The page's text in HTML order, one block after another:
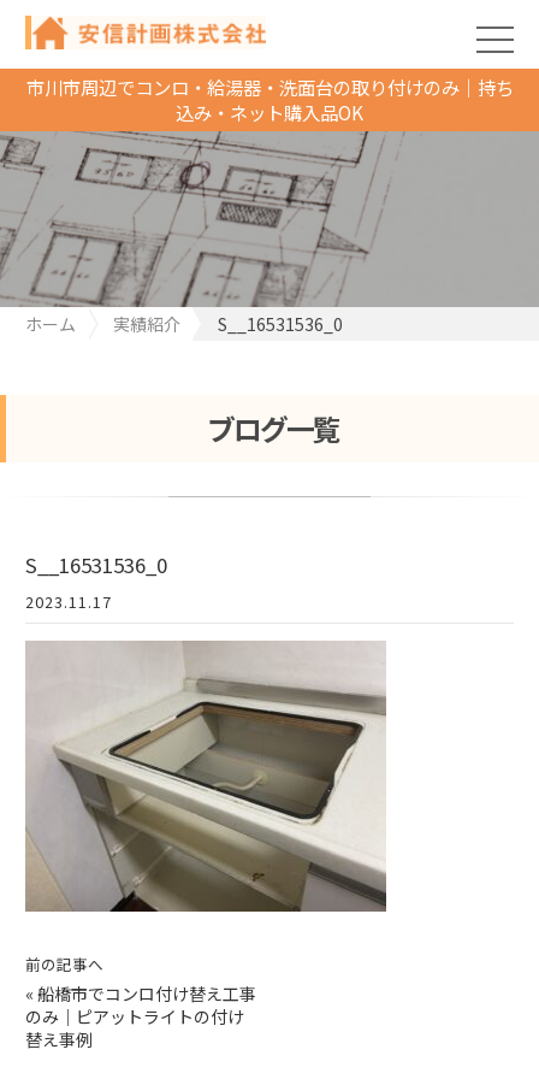
市川市周辺でコンロ・給湯器・洗面台の取り付けのみ｜持ち
込み・ネット購入品OK
ホーム 実績紹介 S__16531536_0
ブログ一覧
S__16531536_0
2023.11.17
前の記事へ
« 船橋市でコンロ付け替え工事
のみ｜ピアットライトの付け
替え事例